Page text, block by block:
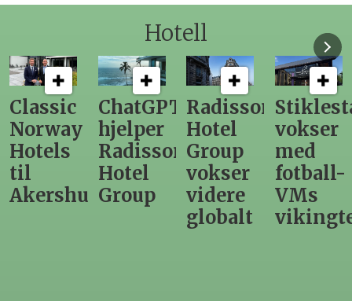
Hotell
ChatGPT
hjelper
Radisson
Hotel
Group
Radisson
Hotel
Group
vokser
videre
Stiklestad
vokser
med
fotball-
VMs
vikingtematikk
Fra
direktør
til
nytt